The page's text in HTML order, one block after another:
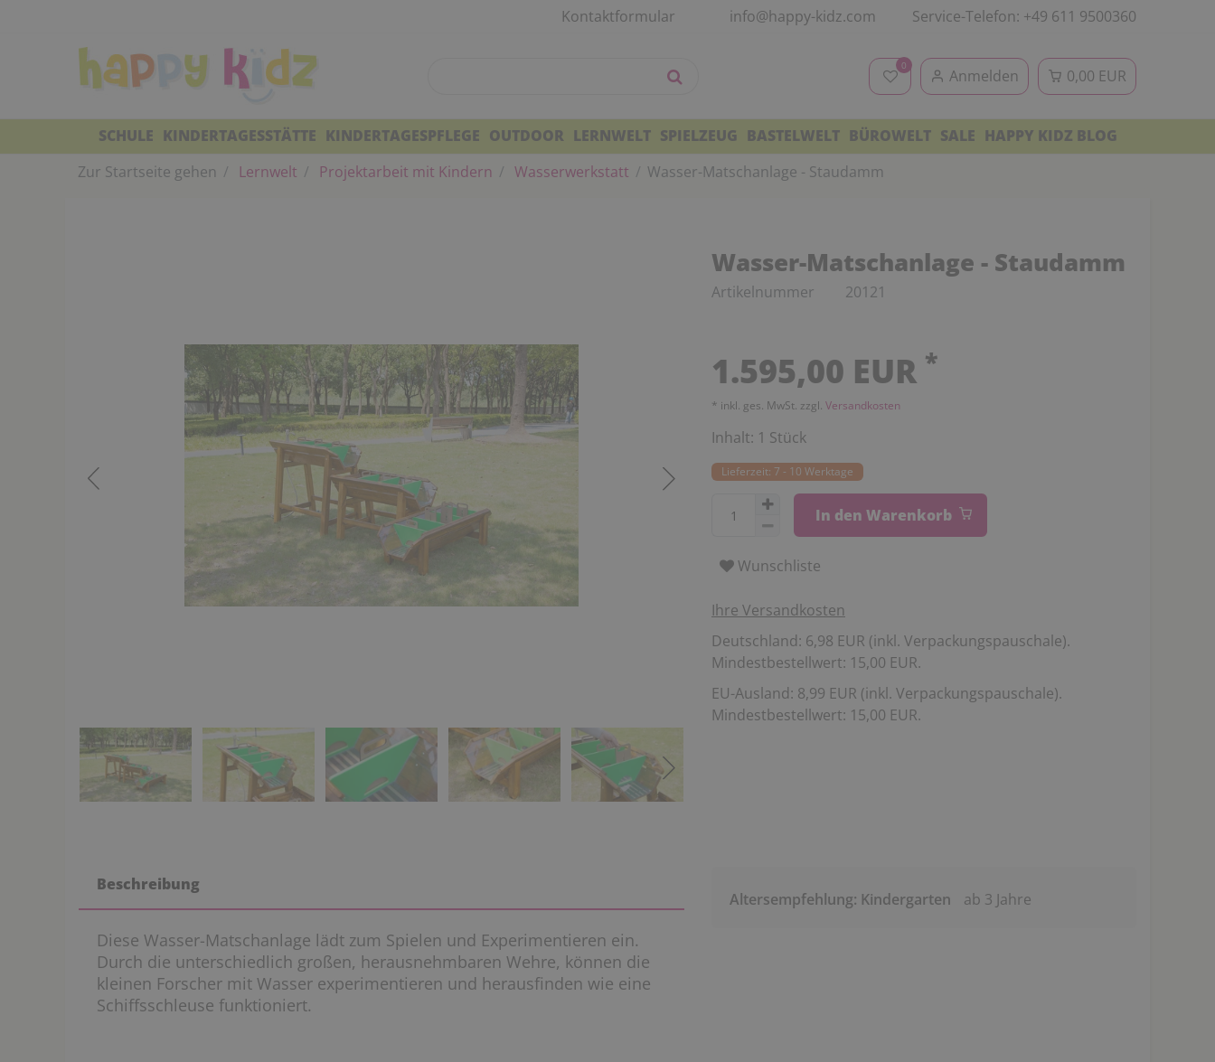
Kontaktformular info@happy-kidz.com Service-Telefon: +49 611 9500360
0
Anmelden 0,00 EUR
SCHULE KINDERTAGESSTÄTTE KINDERTAGESPFLEGE OUTDOOR LERNWELT SPIELZEUG BASTELWELT BÜROWELT SALE HAPPY KIDZ BLOG
Zur Startseite gehen
Lernwelt Projektarbeit mit Kindern Wasserwerkstatt Wasser-Matschanlage - Staudamm
Wasser-Matschanlage - Staudamm
Artikelnummer 20121
1.595,00 EUR *
* inkl. ges. MwSt. zzgl. Versandkosten
Inhalt: 1 Stück
Lieferzeit: 7 - 10 Werktage
In den Warenkorb
Wunschliste
Ihre Versandkosten
Deutschland: 6,98 EUR (inkl. Verpackungspauschale).
Mindestbestellwert: 15,00 EUR.
EU-Ausland: 8,99 EUR (inkl. Verpackungspauschale).
Mindestbestellwert: 15,00 EUR.
Beschreibung
Diese Wasser-Matschanlage lädt zum Spielen und Experimentieren ein.
Durch die unterschiedlich großen, herausnehmbaren Wehre, können die
kleinen Forscher mit Wasser experimentieren und herausfinden wie eine
Schiffsschleuse funktioniert.
Altersempfehlung: Kindergarten ab 3 Jahre